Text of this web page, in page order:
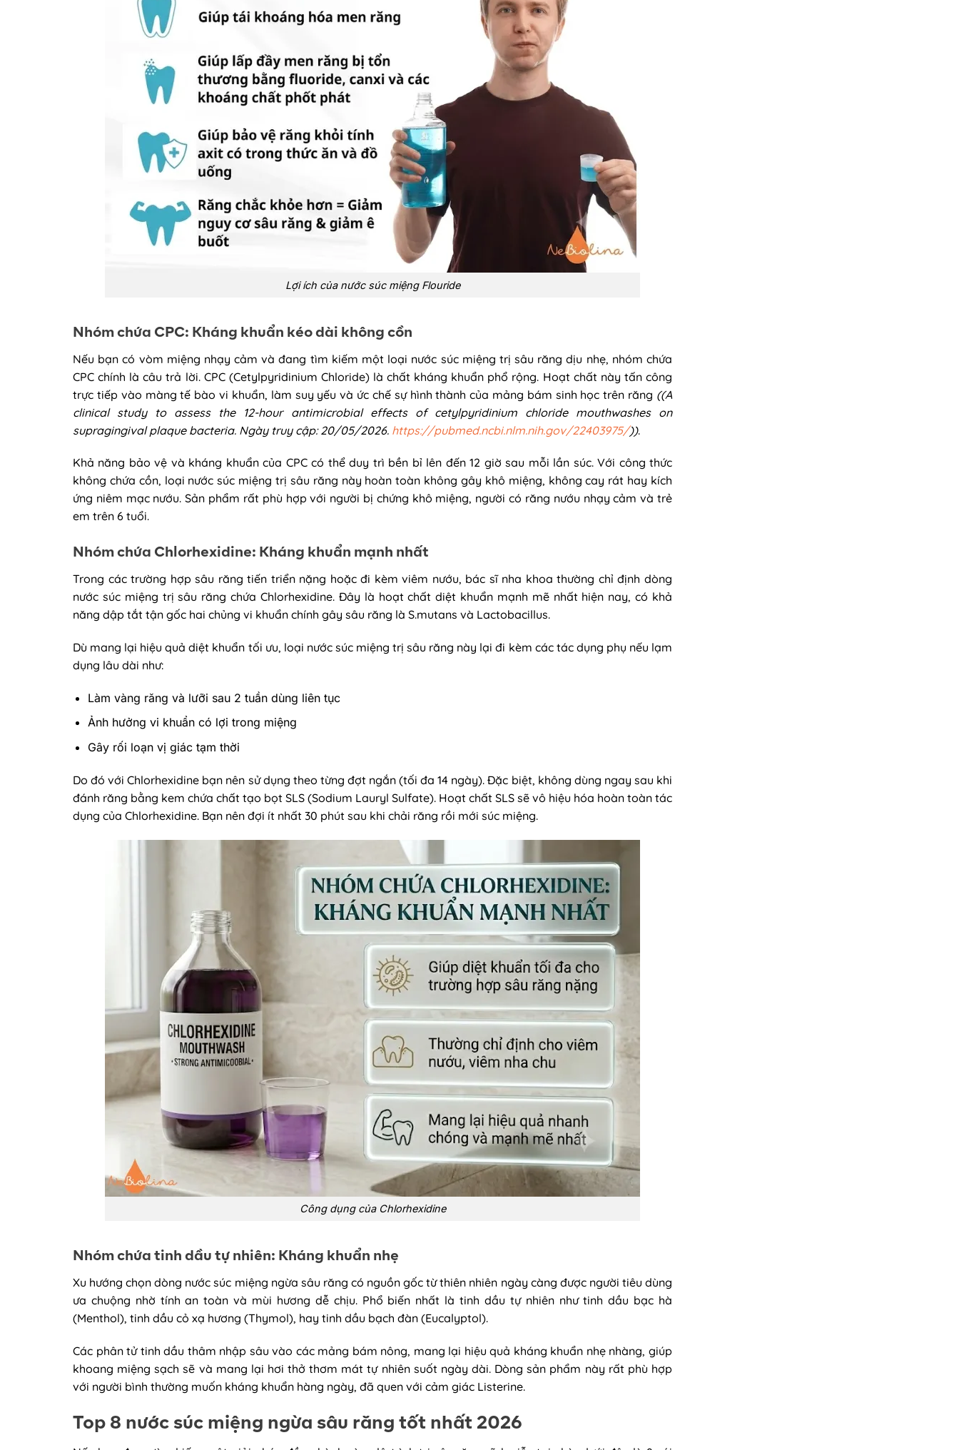
Lợi ích của nước súc miệng Flouride
Nhóm chứa CPC: Kháng khuẩn kéo dài không cồn
Nếu bạn có vòm miệng nhạy cảm và đang tìm kiếm một loại nước súc miệng trị sâu răng dịu nhẹ, nhóm chứa
CPC chính là câu trả lời. CPC (Cetylpyridinium Chloride) là chất kháng khuẩn phổ rộng. Hoạt chất này tấn công
trực tiếp vào màng tế bào vi khuẩn, làm suy yếu và ức chế sự hình thành của mảng bám sinh học trên răng ((A
clinical study to assess the 12-hour antimicrobial effects of cetylpyridinium chloride mouthwashes on
supragingival plaque bacteria. Ngày truy cập: 20/05/2026. https://pubmed.ncbi.nlm.nih.gov/22403975/)).
Khả năng bảo vệ và kháng khuẩn của CPC có thể duy trì bền bỉ lên đến 12 giờ sau mỗi lần súc. Với công thức
không chứa cồn, loại nước súc miệng trị sâu răng này hoàn toàn không gây khô miệng, không cay rát hay kích
ứng niêm mạc nướu. Sản phẩm rất phù hợp với người bị chứng khô miệng, người có răng nướu nhạy cảm và trẻ
em trên 6 tuổi.
Nhóm chứa Chlorhexidine: Kháng khuẩn mạnh nhất
Trong các trường hợp sâu răng tiến triển nặng hoặc đi kèm viêm nướu, bác sĩ nha khoa thường chỉ định dòng
nước súc miệng trị sâu răng chứa Chlorhexidine. Đây là hoạt chất diệt khuẩn mạnh mẽ nhất hiện nay, có khả
năng dập tắt tận gốc hai chủng vi khuẩn chính gây sâu răng là S.mutans và Lactobacillus.
Dù mang lại hiệu quả diệt khuẩn tối ưu, loại nước súc miệng trị sâu răng này lại đi kèm các tác dụng phụ nếu lạm
dụng lâu dài như:
Làm vàng răng và lưỡi sau 2 tuần dùng liên tục
Ảnh hưởng vi khuẩn có lợi trong miệng
Gây rối loạn vị giác tạm thời
Do đó với Chlorhexidine bạn nên sử dụng theo từng đợt ngắn (tối đa 14 ngày). Đặc biệt, không dùng ngay sau khi
đánh răng bằng kem chứa chất tạo bọt SLS (Sodium Lauryl Sulfate). Hoạt chất SLS sẽ vô hiệu hóa hoàn toàn tác
dụng của Chlorhexidine. Bạn nên đợi ít nhất 30 phút sau khi chải răng rồi mới súc miệng.
Công dụng của Chlorhexidine
Nhóm chứa tinh dầu tự nhiên: Kháng khuẩn nhẹ
Xu hướng chọn dòng nước súc miệng ngừa sâu răng có nguồn gốc từ thiên nhiên ngày càng được người tiêu dùng
ưa chuộng nhờ tính an toàn và mùi hương dễ chịu. Phổ biến nhất là tinh dầu tự nhiên như tinh dầu bạc hà
(Menthol), tinh dầu cỏ xạ hương (Thymol), hay tinh dầu bạch đàn (Eucalyptol).
Các phân tử tinh dầu thâm nhập sâu vào các mảng bám nông, mang lại hiệu quả kháng khuẩn nhẹ nhàng, giúp
khoang miệng sạch sẽ và mang lại hơi thở thơm mát tự nhiên suốt ngày dài. Dòng sản phẩm này rất phù hợp
với người bình thường muốn kháng khuẩn hàng ngày, đã quen với cảm giác Listerine.
Top 8 nước súc miệng ngừa sâu răng tốt nhất 2026